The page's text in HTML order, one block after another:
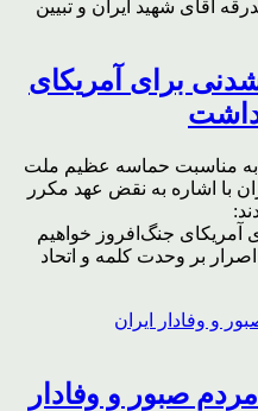
آقای شهید ایران و تبیین
برای آمریکای
داشت
به مناسبت حماسه عظیم ملت
با اشاره به نقض عهد مکرر
جنگ‌افروز خواهیم
بر وحدت کلمه و اتحاد
صبور و وفادار